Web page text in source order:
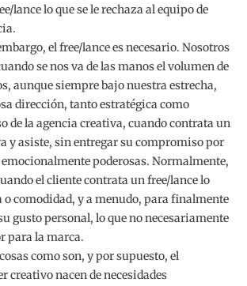
lance lo que se le rechaza al equipo de
el free/lance es necesario. Nosotros
se nos va de las manos el volumen de
aunque siempre bajo nuestra estrecha,
dirección, tanto estratégica como
de la agencia creativa, cuando contrata un
y asiste, sin entregar su compromiso por
poderosas. Normalmente,
el cliente contrata un free/lance lo
o comodidad, y a menudo, para finalmente
gusto personal, lo que no necesariamente
para la marca.
como son, y por supuesto, el
creativo nacen de necesidades